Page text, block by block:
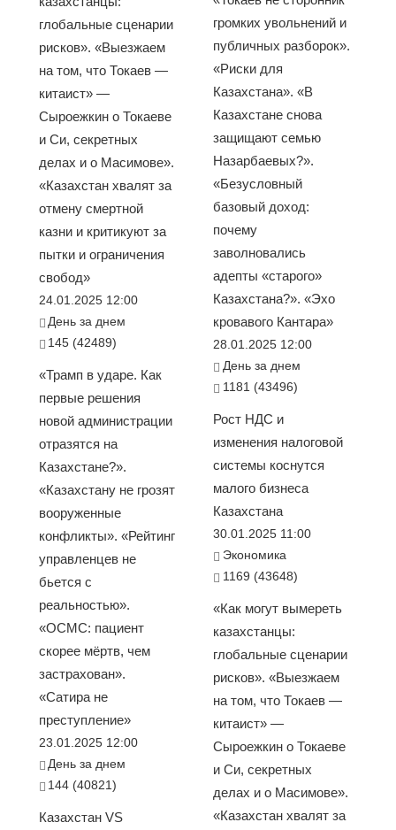
глобальные сценарии
рисков». «Выезжаем
на том, что Токаев —
китаист» —
Сыроежкин о Токаеве
и Си, секретных
делах и о Масимове».
«Казахстан хвалят за
отмену смертной
казни и критикуют за
пытки и ограничения
свобод»
24.01.2025 12:00
День за днем
145 (42489)
«Трамп в ударе. Как
первые решения
новой администрации
отразятся на
Казахстане?».
«Казахстану не грозят
вооруженные
конфликты». «Рейтинг
управленцев не
бьется с
реальностью».
«ОСМС: пациент
скорее мёртв, чем
застрахован».
«Сатира не
преступление»
23.01.2025 12:00
День за днем
144 (40821)
Казахстан VS
громких увольнений и
публичных разборок».
«Риски для
Казахстана». «В
Казахстане снова
защищают семью
Назарбаевых?».
«Безусловный
базовый доход:
почему
заволновались
адепты «старого»
Казахстана?». «Эхо
кровавого Кантара»
28.01.2025 12:00
День за днем
1181 (43496)
Рост НДС и
изменения налоговой
системы коснутся
малого бизнеса
Казахстана
30.01.2025 11:00
Экономика
1169 (43648)
«Как могут вымереть
казахстанцы:
глобальные сценарии
рисков». «Выезжаем
на том, что Токаев —
китаист» —
Сыроежкин о Токаеве
и Си, секретных
делах и о Масимове».
«Казахстан хвалят за